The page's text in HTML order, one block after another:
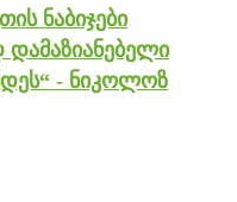
ნაბიჯები
- ნიკოლოზ